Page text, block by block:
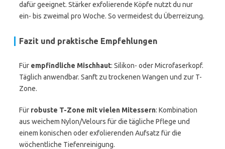
dafür geeignet. Stärker exfolierende Köpfe nutzt du nur
ein- bis zweimal pro Woche. So vermeidest du Überreizung.
Fazit und praktische Empfehlungen
Für empfindliche Mischhaut: Silikon- oder Microfaserkopf.
Täglich anwendbar. Sanft zu trockenen Wangen und zur T-
Zone.
Für robuste T-Zone mit vielen Mitessern: Kombination
aus weichem Nylon/Velours für die tägliche Pflege und
einem konischen oder exfolierenden Aufsatz für die
wöchentliche Tiefenreinigung.